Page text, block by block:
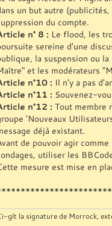
un but autre
du compte.
n° 8 : Le flood, les
sereine d'une
la suspension ou
et les modérateurs
n°10 : Il n'y a pas
n°11 : Souvenez-
n°12 : Tout membre
'Nouveaux
déjà existant.
de pouvoir agir
utiliser les
mesure est mise en
gît la signature de Morrock,